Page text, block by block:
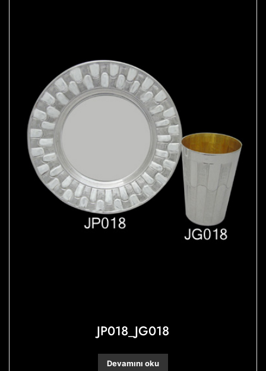
JP018_JG018
Devamını oku